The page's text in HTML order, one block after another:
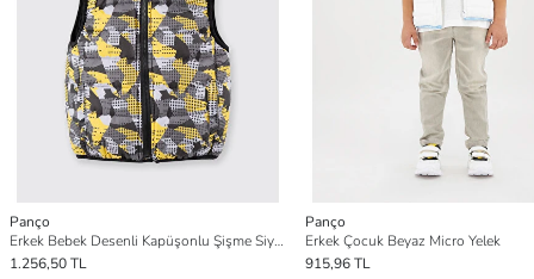
Panço
Erkek Bebek Desenli Kapüşonlu Şişme Siyah Yelek
1.256,50 TL
Panço
Erkek Çocuk Beyaz Micro Yelek
915,96 TL